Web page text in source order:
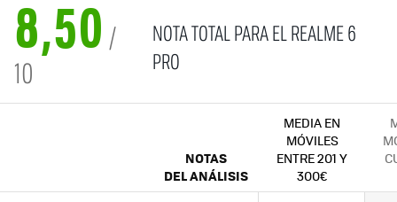
8,50 /
10
NOTA TOTAL PARA EL REALME 6
PRO
NOTAS
DEL ANÁLISIS
MEDIA EN
MÓVILES
ENTRE 201 Y
300€